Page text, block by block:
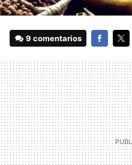
9 comentarios